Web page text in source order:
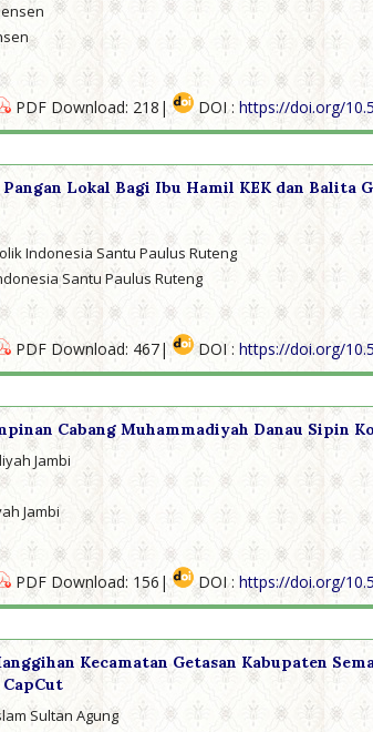
PDF Download: 218| DOI : https://doi.org/
Lokal Bagi Ibu Hamil KEK dan Balita
Indonesia Santu Paulus Ruteng
Santu Paulus Ruteng
PDF Download: 467| DOI : https://doi.org/
Cabang Muhammadiyah Danau Sipin
Jambi
Jambi
PDF Download: 156| DOI : https://doi.org/
Kecamatan Getasan Kabupaten
Sultan Agung